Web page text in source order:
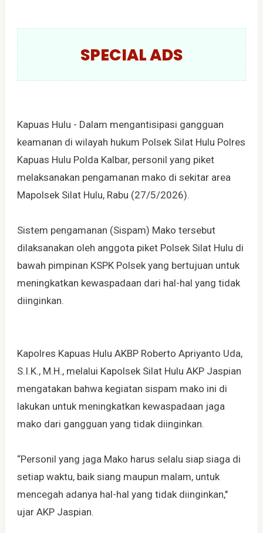
SPECIAL ADS
Kapuas Hulu - Dalam mengantisipasi gangguan
keamanan di wilayah hukum Polsek Silat Hulu Polres
Kapuas Hulu Polda Kalbar, personil yang piket
melaksanakan pengamanan mako di sekitar area
Mapolsek Silat Hulu, Rabu (27/5/2026).
Sistem pengamanan (Sispam) Mako tersebut
dilaksanakan oleh anggota piket Polsek Silat Hulu di
bawah pimpinan KSPK Polsek yang bertujuan untuk
meningkatkan kewaspadaan dari hal-hal yang tidak
diinginkan.
Kapolres Kapuas Hulu AKBP Roberto Apriyanto Uda,
S.I.K., M.H., melalui Kapolsek Silat Hulu AKP Jaspian
mengatakan bahwa kegiatan sispam mako ini di
lakukan untuk meningkatkan kewaspadaan jaga
mako dari gangguan yang tidak diinginkan.
“Personil yang jaga Mako harus selalu siap siaga di
setiap waktu, baik siang maupun malam, untuk
mencegah adanya hal-hal yang tidak diinginkan,"
ujar AKP Jaspian.